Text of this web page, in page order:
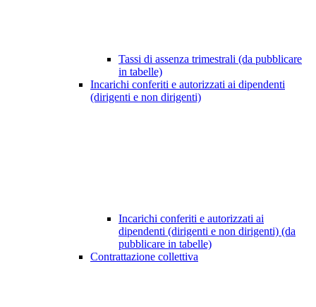
Tassi di assenza trimestrali (da pubblicare
in tabelle)
Incarichi conferiti e autorizzati ai dipendenti
(dirigenti e non dirigenti)
Incarichi conferiti e autorizzati ai
dipendenti (dirigenti e non dirigenti) (da
pubblicare in tabelle)
Contrattazione collettiva